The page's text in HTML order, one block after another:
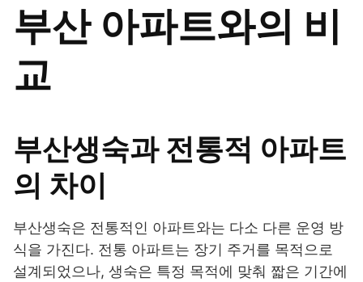
부산 아파트와의 비
교
부산생숙과 전통적 아파트
의 차이
부산생숙은 전통적인 아파트와는 다소 다른 운영 방
식을 가진다. 전통 아파트는 장기 주거를 목적으로
설계되었으나, 생숙은 특정 목적에 맞춰 짧은 기간에